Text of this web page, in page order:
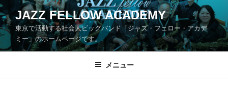
コ
ン
テ
ツ
JAZZ FELLOW ACADEMY
東京で活動する社会人ビッグバンド「ジャズ・フェロー・アカデ
ミー」のホームページです。
メニュー